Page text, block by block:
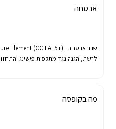
אבטחה
שבבאבטחה+Secure Element (CC EAL5+),
לרשת,הגנהנגדמתקפותפישינגוהתחזות
מה בקופסה